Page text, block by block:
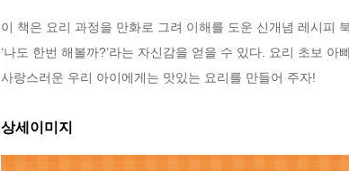
이 책은 요리 과정을 만화로 그려 이해를 도운 신개념 레시피
‘나도 한번 해볼까?’라는 자신감을 얻을 수 있다. 요리 초보
사랑스러운 우리 아이에게는 맛있는 요리를 만들어 주자!
상세이미지